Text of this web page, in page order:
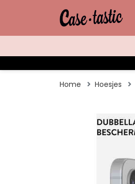
Home Hoesjes